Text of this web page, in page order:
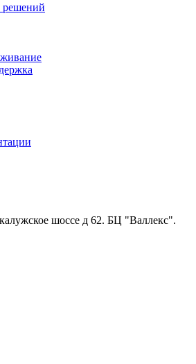
решений
шоссе д 62. БЦ "Валлекс".